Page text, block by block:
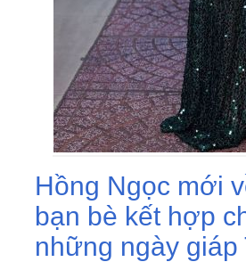
Hồng Ngọc mới
bạn bè kết hợp
những ngày giáp